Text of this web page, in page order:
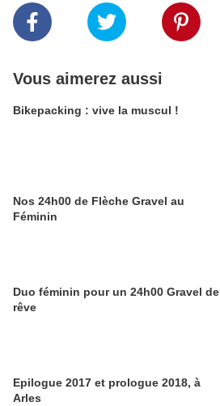
Vous aimerez aussi
Bikepacking : vive la muscul !
Nos 24h00 de Flèche Gravel au
Féminin
Duo féminin pour un 24h00 Gravel de
rêve
Epilogue 2017 et prologue 2018, à
Arles